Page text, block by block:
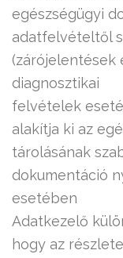
egészségügyi
adatfelvételtől
(zárójelentések
diagnosztikai
felvételek
alakítja ki az
tárolásának
dokumentáció
esetében
Adatkezelő
hogy az